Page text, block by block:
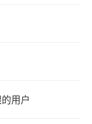
用户